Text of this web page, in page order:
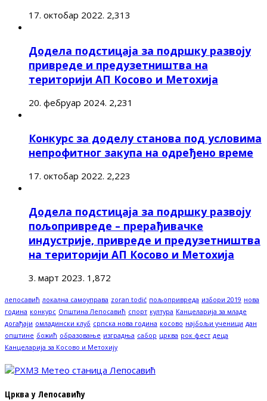
17. октобар 2022. 2,313
Додела подстицаја за подршку развоју
привреде и предузетништва на
територији АП Косово и Метохија
20. фебруар 2024. 2,231
Конкурс за доделу станова под условима
непрофитног закупа на одређено време
17. октобар 2022. 2,223
Додела подстицаја за подршку развоју
пољопривреде – прерађивачке
индустрије, привреде и предузетништва
на територији АП Косово и Метохија
3. март 2023. 1,872
лепосавић локална самоуправа zoran todić пољопривреда избори 2019 нова
година конкурс Општина Лепосавић спорт култура Канцеларија за младе
догађаји омладински клуб српска нова година косово најбољи ученици дан
општине божић образовање изградња сабор црква рок фест деца
Канцеларија за Косово и Метохију
Црква у Лепосавићу